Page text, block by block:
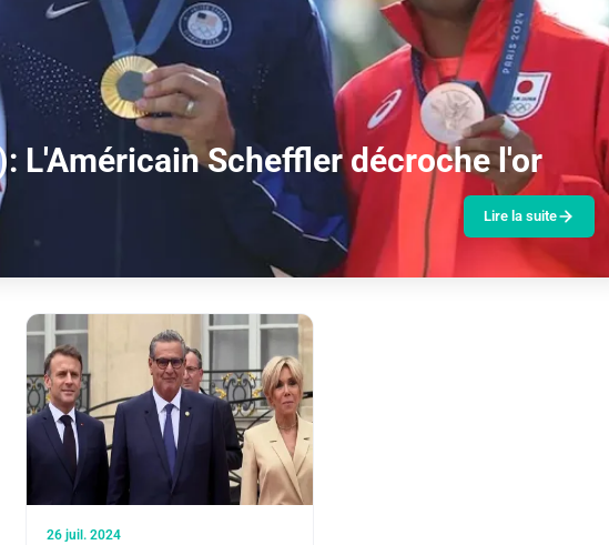
L'Américain Scheffler décroche l'or
Lire la suite
26 juil. 2024